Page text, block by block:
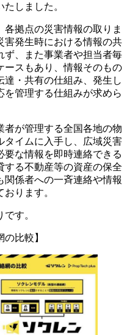
しました。
拠点の災害情報の取りま
害発生時における情報の共
ず、また事業者や担当者毎
ースもあり、情報そのもの
・共有の仕組み、発生し
を管理する仕組みが求めら
者が管理する全国各地の物
タイムに入手し、広域災害
な情報を即時連絡できる
する不動産等の資産の保全
関係者への一斉連絡や情報
ります。
す。
比較】